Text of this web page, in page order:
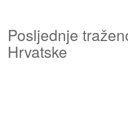
Posljednje
Hrvatske